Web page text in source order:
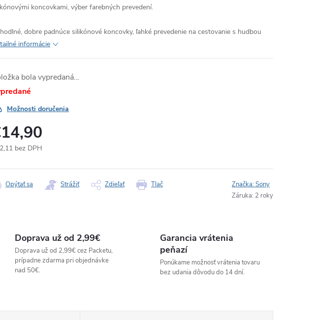
koncovkami, výber farebných prevedení.
dobre padnúce silikónové koncovky, ľahké prevedenie na cestovanie s hudbou
informácie
bola vypredaná…
Možnosti doručenia
bez DPH
Tlač
Opýtať sa Strážiť Zdieľať Značka:Sony
Záruka: 2 roky
Doprava už od 2,99€
Doprava už od 2,99€ cez Packetu,
prípadne zdarma pri objednávke
nad 50€.
Garancia vrátenia
peňazí
Ponúkame možnosť vrátenia tovaru
bez udania dôvodu do 14 dní.